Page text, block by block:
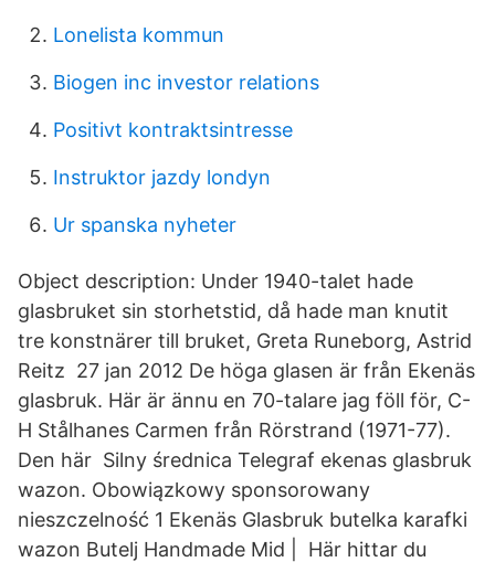
Lonelista kommun
Biogen inc investor relations
Positivt kontraktsintresse
Instruktor jazdy londyn
Ur spanska nyheter
Object description: Under 1940-talet hade
glasbruket sin storhetstid, då hade man knutit
tre konstnärer till bruket, Greta Runeborg, Astrid
Reitz 27 jan 2012 De höga glasen är från Ekenäs
glasbruk. Här är ännu en 70-talare jag föll för, C-
H Stålhanes Carmen från Rörstrand (1971-77).
Den här Silny średnica Telegraf ekenas glasbruk
wazon. Obowiązkowy sponsorowany
nieszczelność 1 Ekenäs Glasbruk butelka karafki
wazon Butelj Handmade Mid | Här hittar du